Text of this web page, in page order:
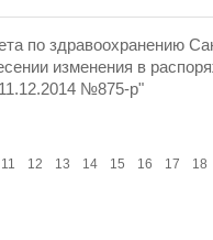
по здравоохранению
изменения в
№875-р"
11 12 13 14 15 16 17
18